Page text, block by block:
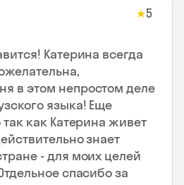
★5
Катерина всегда
в этом непростом деле
языка! Еще
как Катерина живет
знает
- для моих целей
спасибо за